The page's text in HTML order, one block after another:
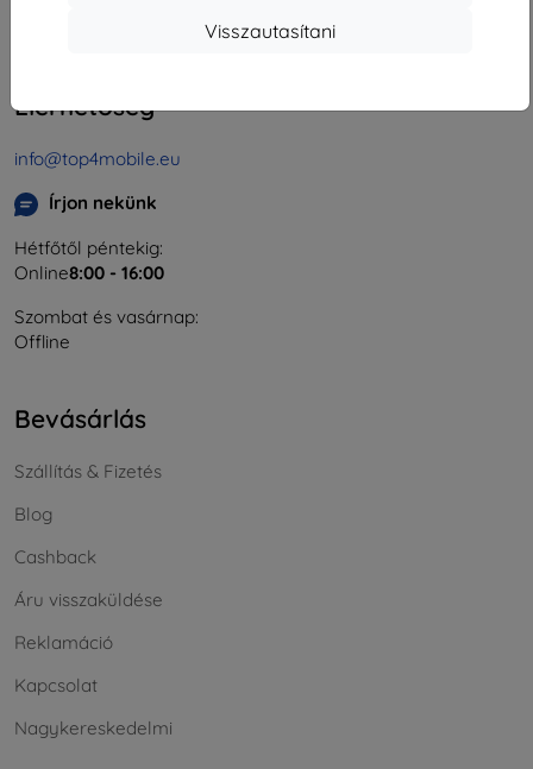
Visszautasítani
SK2023549671
Elérhetőség
info@top4mobile.eu
Írjon nekünk
Hétfőtől péntekig:
Online8:00 - 16:00
Szombat és vasárnap:
Offline
Bevásárlás
Szállítás & Fizetés
Blog
Cashback
Áru visszaküldése
Reklamáció
Kapcsolat
Nagykereskedelmi